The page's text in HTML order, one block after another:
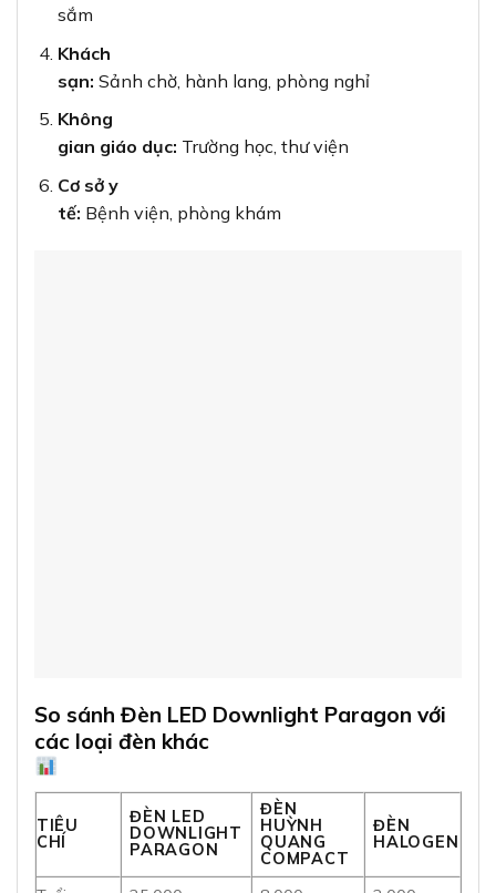
sắm
Khách
sạn: Sảnh chờ, hành lang, phòng nghỉ
Không
gian giáo dục: Trường học, thư viện
Cơ sở y
tế: Bệnh viện, phòng khám
So sánh Đèn LED Downlight Paragon với
các loại đèn khác
TIÊU
CHÍ
ĐÈN LED
DOWNLIGHT
PARAGON
ĐÈN
HUỲNH
QUANG
COMPACT
ĐÈN
HALOGEN